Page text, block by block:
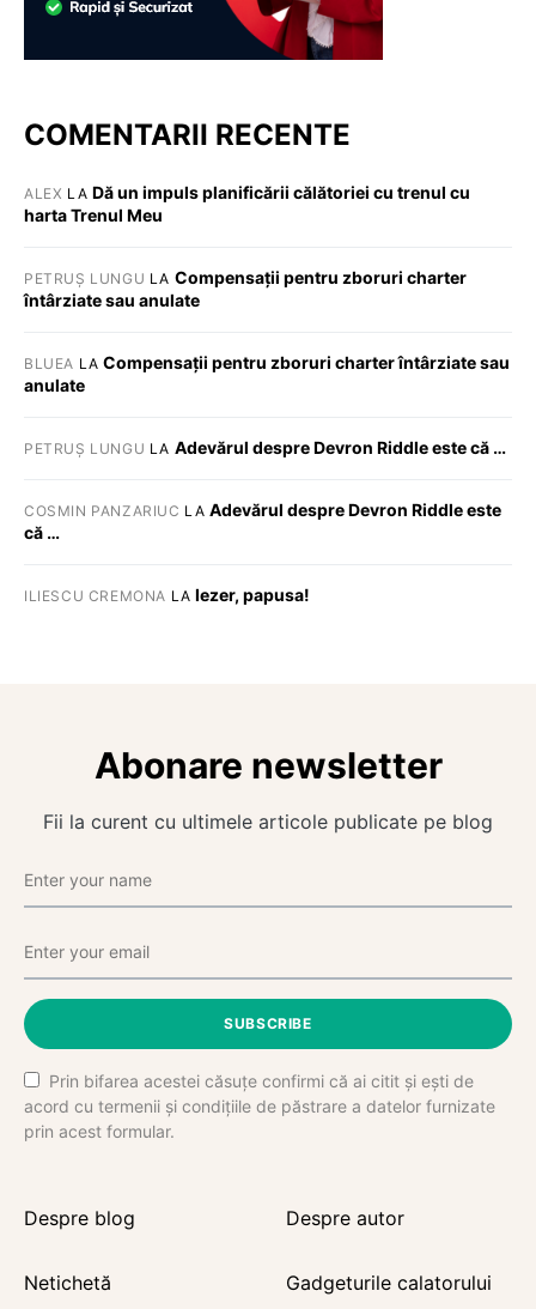
COMENTARII RECENTE
ALEX LA Dă un impuls planificării călătoriei cu trenul cu
harta Trenul Meu
PETRUȘ LUNGU LA Compensații pentru zboruri charter
întârziate sau anulate
BLUEA LACompensații pentru zboruri charter întârziate sau
anulate
PETRUȘ LUNGU LA Adevărul despre Devron Riddle este că …
COSMIN PANZARIUC LA Adevărul despre Devron Riddle este
că …
ILIESCU CREMONA LA Iezer, papusa!
Abonare newsletter
Fii la curent cu ultimele articole publicate pe blog
SUBSCRIBE
Prin bifarea acestei căsuțe confirmi că ai citit și ești de
acord cu termenii și condițiile de păstrare a datelor furnizate
prin acest formular.
Despre blog Despre autor
Netichetă Gadgeturile calatorului